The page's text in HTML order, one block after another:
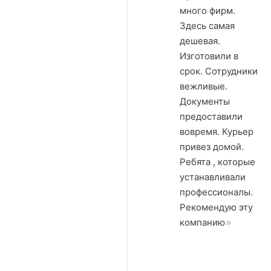
много фирм.
Здесь самая
дешевая.
Изготовили в
срок. Сотрудники
вежливые.
Документы
предоставили
вовремя. Курьер
привез домой.
Ребята , которые
устанавливали
профессионалы.
Рекомендую эту
компанию